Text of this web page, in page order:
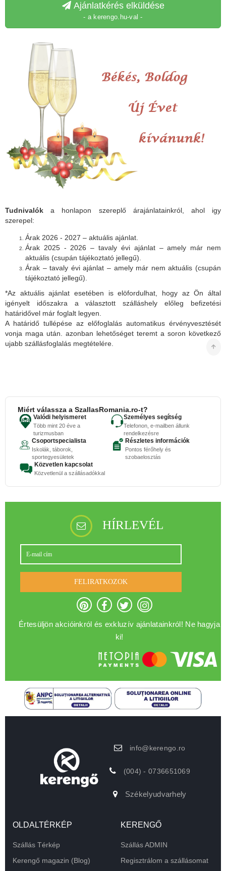
Ajánlatkérés elküldése
- a kerengo.hu-val -
Tudnivalók a honlapon szereplő árajánlatainkról, ahol igy
szerepel:
Árak 2026 - 2027 – aktuális ajánlat.
Árak 2025 - 2026 – tavaly évi ajánlat – amely már nem
aktuális (csupán tájékoztató jellegű).
Árak – tavaly évi ajánlat – amely már nem aktuális (csupán
tájékoztató jellegű).
*Az aktuális ajánlat esetében is elöfordulhat, hogy az Ön által
igényelt időszakra a választott szálláshely előleg befizetési
határidővel már foglalt legyen.
A határidő tullépése az előfoglalás automatikus érvényvesztését
vonja maga után. azonban lehetőséget teremt a soron következő
ujabb szállásfoglalás megtételére.
Miért válassza a SzallasRomania.ro-t?
Valódi helyismeret
Több mint 20 éve a
turizmusban
Személyes segítség
Telefonon, e-mailben állunk
rendelkezésre
Csoportspecialista
Iskolák, táborok,
sportegyesületek
Részletes információk
Pontos férőhely és
szobaelosztás
Közvetlen kapcsolat
Közvetlenül a szállásadókkal
HÍRLEVÉL
FELIRATKOZOK
Értesüljön akcióinkról és exkluzív ajánlatainkról! Ne hagyja
ki!
info@kerengo.ro
(004) - 0736651069
Székelyudvarhely
OLDALTÉRKÉP
Szállás Térkép
Kerengő magazin (Blog)
KERENGŐ
Szállás ADMIN
Regisztrálom a szállásomat